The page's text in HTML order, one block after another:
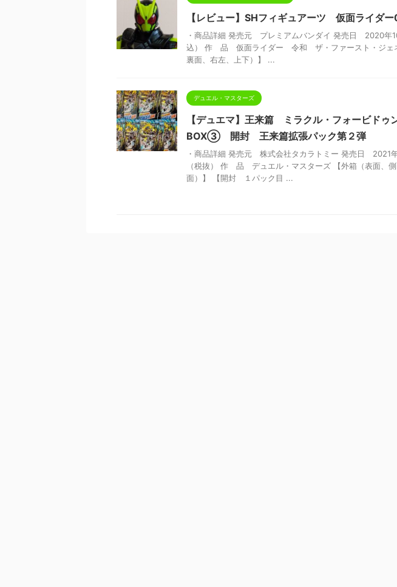
【レビュー】SHフィギュアーツ 仮面ライダー
・商品詳細 発売元 プレミアムバンダイ 発売日 2020
込） 作 品 仮面ライダー 令和 ザ・ファースト・ジェネ
裏面、右左、上下）】 ...
デュエル・マスターズ
【デュエマ】王来篇 ミラクル・フォービドゥ
BOX③ 開封 王来篇拡張パック第２弾
・商品詳細 発売元 株式会社タカラトミー 発売日
（税抜） 作 品 デュエル・マスターズ 【外箱（表面、
面）】 【開封 １パック目 ...